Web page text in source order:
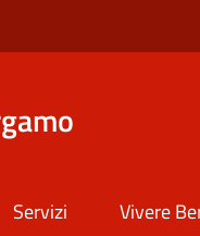
Servizi Vivere